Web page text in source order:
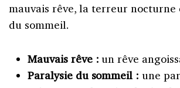
mauvais rêve, la terreur nocturne
du sommeil.
Mauvais rêve : un rêve
Paralysie du sommeil :une